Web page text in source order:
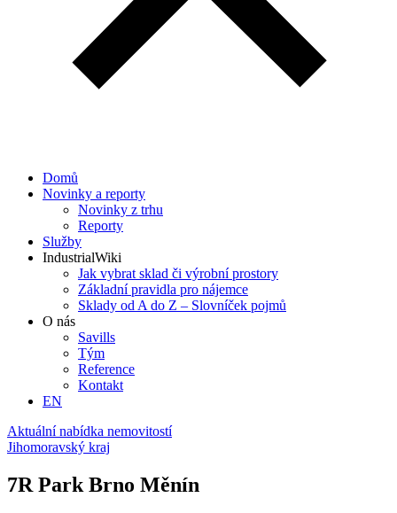
Domů
Novinky a reporty
Novinky z trhu
Reporty
Služby
IndustrialWiki
Jak vybrat sklad či výrobní prostory
Základní pravidla pro nájemce
Sklady od A do Z – Slovníček pojmů
O nás
Savills
Tým
Reference
Kontakt​
EN
Aktuální nabídka nemovitostí
Jihomoravský kraj
7R Park Brno Měnín